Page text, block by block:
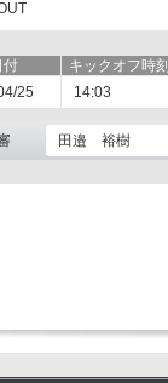
付 キックオフ時刻
25
14:03
田邉 裕樹